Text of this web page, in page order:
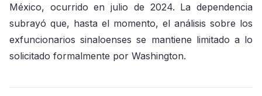
México, ocurrido en julio de 2024. La dependencia
subrayó que, hasta el momento, el análisis sobre los
exfuncionarios sinaloenses se mantiene limitado a lo
solicitado formalmente por Washington.